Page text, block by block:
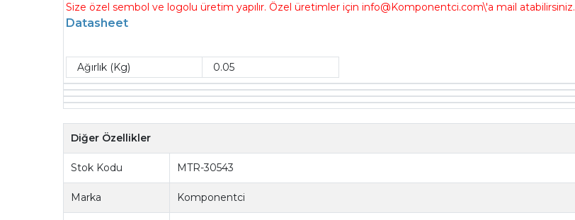
Size özel sembol ve logolu üretim yapılır. Özel üretimler için info@Komponentci.com\'a mail atabilirsiniz.
Datasheet
Ağırlık (Kg) 0.05
Diğer Özellikler
Stok Kodu MTR-30543
Marka Komponentci